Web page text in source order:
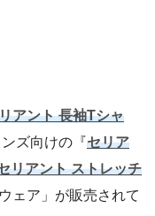
アント 長袖Tシャ
ンズ向けの『セリア
リアント ストレッチ
ェア」が販売されて